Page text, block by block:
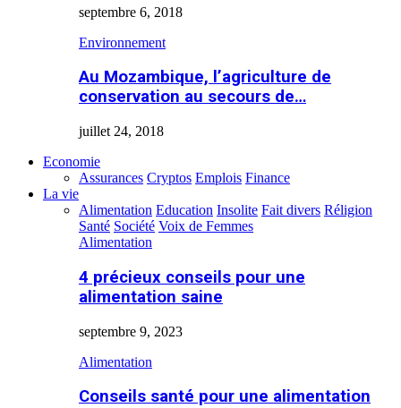
septembre 6, 2018
Environnement
Au Mozambique, l’agriculture de
conservation au secours de…
juillet 24, 2018
Economie
Assurances Cryptos Emplois Finance
La vie
Alimentation Education Insolite Fait divers Réligion
Santé Société Voix de Femmes
Alimentation
4 précieux conseils pour une
alimentation saine
septembre 9, 2023
Alimentation
Conseils santé pour une alimentation